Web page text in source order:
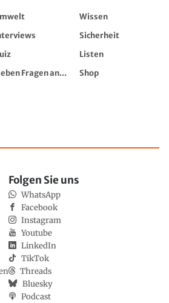
Wissen
Sicherheit
Listen
Fragen an...
Shop
Folgen Sie uns
WhatsApp
Facebook
Instagram
Youtube
LinkedIn
TikTok
Threads
Bluesky
Podcast